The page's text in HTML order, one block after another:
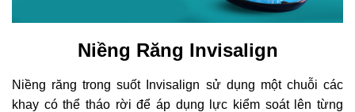
Niềng Răng Invisalign
Niềng răng trong suốt Invisalign sử dụng một chuỗi các
khay có thể tháo rời để áp dụng lực kiểm soát lên từng